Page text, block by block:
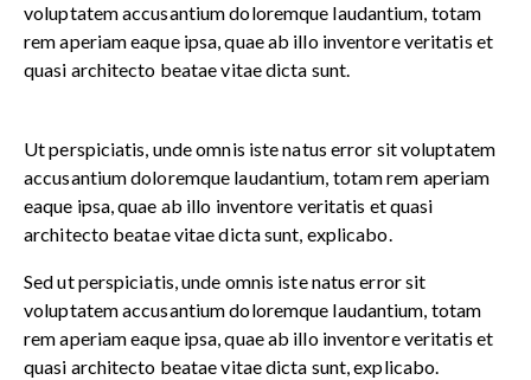
voluptatem accusantium doloremque laudantium, totam
rem aperiam eaque ipsa, quae ab illo inventore veritatis et
quasi architecto beatae vitae dicta sunt.
Ut perspiciatis, unde omnis iste natus error sit voluptatem
accusantium doloremque laudantium, totam rem aperiam
eaque ipsa, quae ab illo inventore veritatis et quasi
architecto beatae vitae dicta sunt, explicabo.
Sed ut perspiciatis, unde omnis iste natus error sit
voluptatem accusantium doloremque laudantium, totam
rem aperiam eaque ipsa, quae ab illo inventore veritatis et
quasi architecto beatae vitae dicta sunt, explicabo.